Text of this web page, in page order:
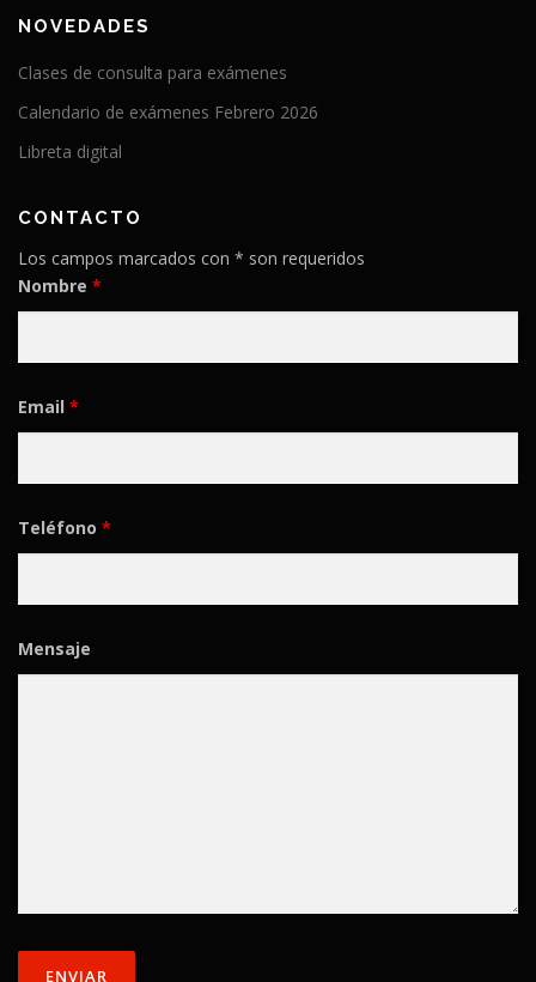
NOVEDADES
Clases de consulta para exámenes
Calendario de exámenes Febrero 2026
Libreta digital
CONTACTO
Los campos marcados con * son requeridos
Nombre *
Email *
Teléfono *
Mensaje